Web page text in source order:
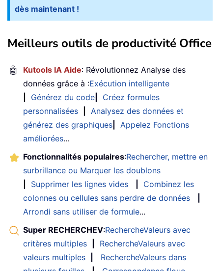
dès maintenant !
Meilleurs outils de productivité Office
🤖 Kutools IA Aide: Révolutionnez Analyse des
données grâce à :Exécution intelligente
Générez du code
Créez formules
personnalisées
Analysez des données et
générez des graphiques
Appelez Fonctions
améliorées…
Fonctionnalités populaires:Rechercher, mettre en
surbrillance ou Marquer les doublons
Supprimer les lignes vides
Combinez les
colonnes ou cellules sans perdre de données
Arrondi sans utiliser de formule...
Super RECHERCHEV:RechercheValeurs avec
critères multiples
RechercheValeurs avec
valeurs multiples
RechercheValeurs dans